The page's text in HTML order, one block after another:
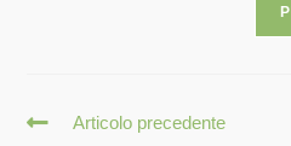
Articolo precedente